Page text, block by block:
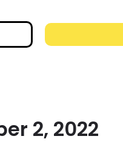
2, 2022